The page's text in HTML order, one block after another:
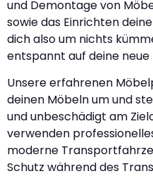
und Demontage von
sowie das Einrichten
dich also um nichts
entspannt auf deine neue
Unsere erfahrenen
deinen Möbeln um und
und unbeschädigt am
verwenden
moderne
Schutz während des